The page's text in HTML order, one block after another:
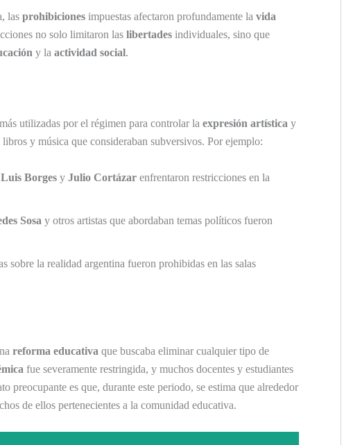
las prohibiciones impuestas afectaron profundamente la vida
no solo limitaron las libertades individuales, sino que
y la actividad social.
utilizadas por el régimen para controlar la expresión artística y
y música que consideraban subversivos. Por ejemplo:
Borges y Julio Cortázar enfrentaron restricciones en la
Sosa y otros artistas que abordaban temas políticos fueron
sobre la realidad argentina fueron prohibidas en las salas
reforma educativa que buscaba eliminar cualquier tipo de
fue severamente restringida, y muchos docentes y estudiantes
preocupante es que, durante este periodo, se estima que alrededor
de ellos pertenecientes a la comunidad educativa.